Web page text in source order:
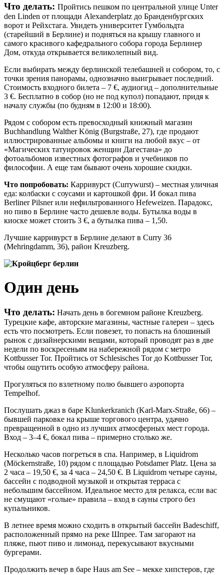
Что делать: Пройтись пешком по центральной улице Unter
den Linden от площади Alexanderplatz до Бранденбургских
ворот и Рейхстага. Увидеть университет Гумбольдта
(старейший в Берлине) и подняться на крышу главного и
самого красивого кафедрального собора города Берлинер
Дом, откуда открывается великолепный вид.
Если выбирать между берлинской телебашней и собором, то, c
точки зрения панорамы, однозначно выигрывает последний.
Стоимость входного билета – 7 €, аудиогид – дополнительные
3 €. Бесплатно в собор (но не под купол) попадают, придя к
началу службы (по будням в 12:00 и 18:00).
Рядом с собором есть превосходный книжный магазин
Buchhandlung Walther König (Burgstraße, 27), где продают
иллюстрированные альбомы и книги на любой вкус – от
«Магических татуировок женщин Дагестана» до
фотоальбомов известных фотографов и учебников по
философии. А еще там бывают очень хорошие скидки.
Что попробовать: Карривурст (Сurrywurst) – местная уличная
еда: колбаски с соусами и картошкой фри. И бокал пива
Berliner Pilsner или нефильтрованного Hefeweizen. Парадокс,
но пиво в Берлине часто дешевле воды. Бутылка воды в
киоске может стоить 3 €, а бутылка пива – 1,50.
Лучшие карривурст в Берлине делают в Curry 36
(Mehringdamm, 36), район Kreuzberg.
Один день
Что делать: Начать день в богемном районе Kreuzberg.
Турецкие кафе, авторские магазины, частные галереи – здесь
есть что посмотреть. Если повезет, то попасть на блошиный
рынок с дизайнерскими вещами, который проводят раз в две
недели по воскресеньям на набережной рядом с метро
Kottbusser Tor. Пройтись от Schlesisches Tor до Kottbusser Tor,
чтобы ощутить особую атмосферу района.
Прогуляться по взлетному полю бывшего аэропорта
Tempelhof.
Послушать джаз в баре Klunkerkranich (Karl-Marx-Straße, 66) –
бывшей парковке на крыше торгового центра, удачно
превращенной в одно из лучших атмосферных мест города.
Вход – 3–4 €, бокал пива – примерно столько же.
Несколько часов погреться в спа. Например, в Liquidrom
(Möckernstraße, 10) рядом с площадью Potsdamer Platz. Цена за
2 часа – 19,50 €, за 4 часа – 24,50 €. В Liquidrom четыре сауны,
бассейн с подводной музыкой и открытая терраса с
небольшим бассейном. Идеальное место для релакса, если вас
не смущают «голые» правила – вход в сауны строго без
купальников.
В летнее время можно сходить в открытый бассейн Badeschiff,
расположенный прямо на реке Шпрее. Там загорают на
пляже, пьют пиво и лимонад, перекусывают вкусными
бургерами.
Продолжить вечер в баре Haus am See – мекке хипстеров, где